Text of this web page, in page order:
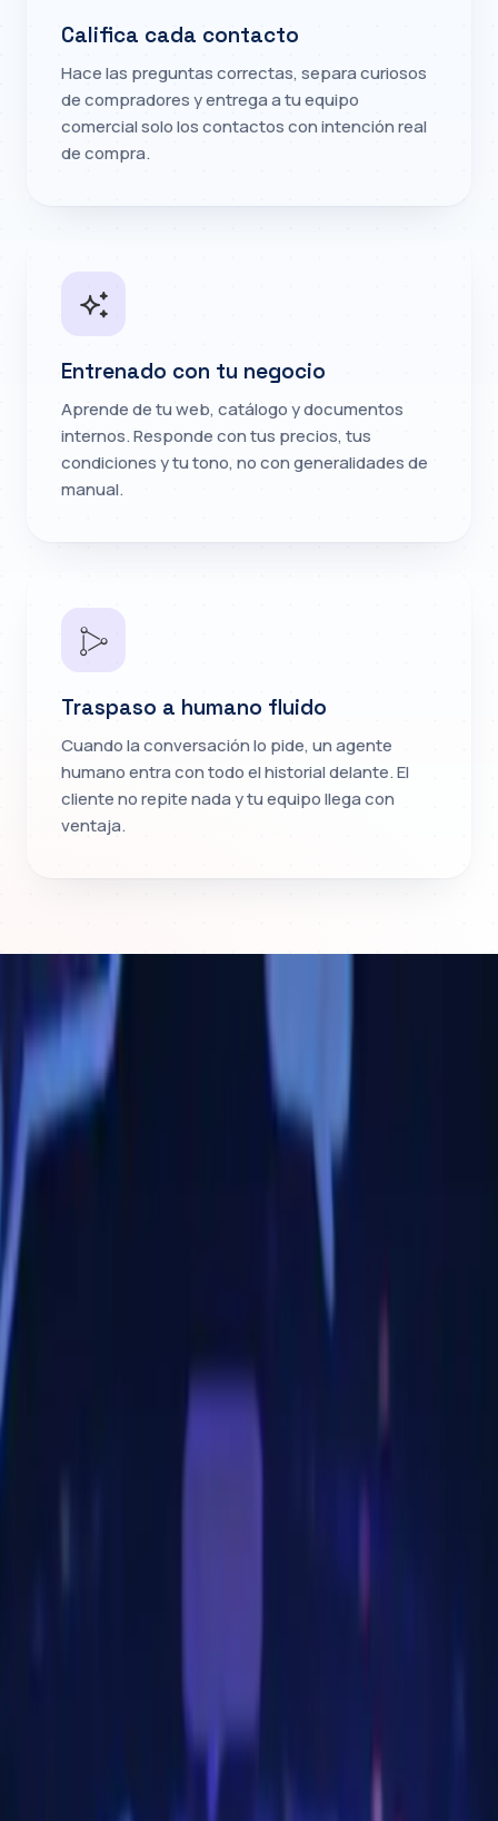
Califica cada contacto
Hace las preguntas correctas, separa curiosos
de compradores y entrega a tu equipo
comercial solo los contactos con intención real
de compra.
Entrenado con tu negocio
Aprende de tu web, catálogo y documentos
internos. Responde con tus precios, tus
condiciones y tu tono, no con generalidades de
manual.
Traspaso a humano fluido
Cuando la conversación lo pide, un agente
humano entra con todo el historial delante. El
cliente no repite nada y tu equipo llega con
ventaja.